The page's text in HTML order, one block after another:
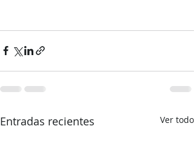
Entradas recientes Ver todo